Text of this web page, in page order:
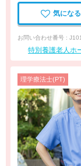
気になる
お問い合わせ番号 :
特別養護老人ホ
理学療法士(PT)